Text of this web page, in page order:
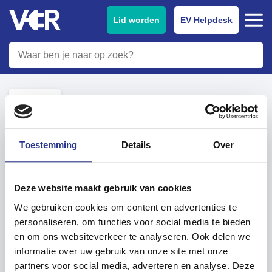
Toestemming Details Over
Deze website maakt gebruik van cookies
We gebruiken cookies om content en advertenties te
personaliseren, om functies voor social media te bieden
en om ons websiteverkeer te analyseren. Ook delen we
informatie over uw gebruik van onze site met onze
partners voor social media, adverteren en analyse. Deze
Lid worden EV Helpdesk
Terug
in parkeergarages die veroorzaakt zijn door
elektrische auto's?
Zijn elektrische auto's brandgevaarlijker dan
brandstofauto's?
Is thuis opladen van een elektrische auto
veilig? Is er kans op kortsluiting?